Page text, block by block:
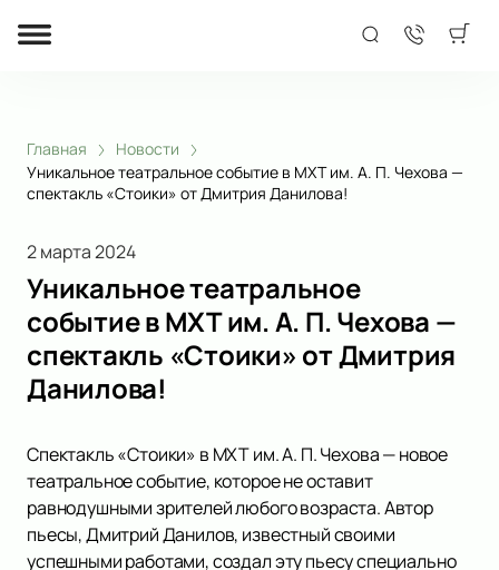
Главная
Новости
Уникальное театральное событие в МХТ им. А. П. Чехова —
спектакль «Стоики» от Дмитрия Данилова!
2 марта 2024
Уникальное театральное
событие в МХТ им. А. П. Чехова —
спектакль «Стоики» от Дмитрия
Данилова!
Спектакль «Стоики» в МХТ им. А. П. Чехова — новое
театральное событие, которое не оставит
равнодушными зрителей любого возраста. Автор
пьесы, Дмитрий Данилов, известный своими
успешными работами, создал эту пьесу специально